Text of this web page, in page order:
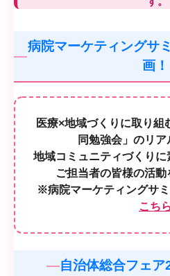
病院マーケティングサ
画！
医療×地域づくりに取り組
同勉強会」のリア
地域コミュニティづくり
ご担当者の皆様の活動
※病院マーケティングサ
こちら
自治体総合フェア